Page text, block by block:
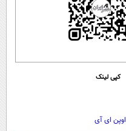
کپی لینک
اوپن ای آی